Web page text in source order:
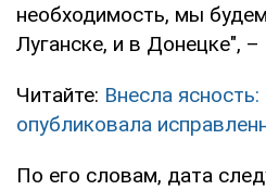
необходимость, мы
Луганске, и в Донецке", –
Читайте: Внесла
опубликовала
По его словам, дата